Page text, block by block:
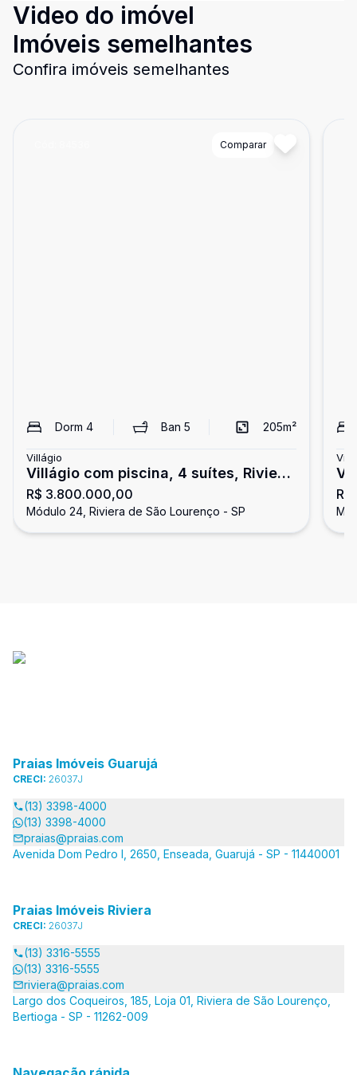
Video do imóvel
Imóveis semelhantes
Confira imóveis semelhantes
Comparar
Dorm 4 Ban5 205m²
Villágio
Villágio com piscina, 4 suítes, Riviera
de São Loureço
R$ 3.800.000,00
Módulo 24, Riviera de São Lourenço - SP
Praias Imóveis Guarujá
CRECI: 26037J
(13) 3398-4000
(13) 3398-4000
praias@praias.com
Avenida Dom Pedro I, 2650, Enseada, Guarujá - SP - 11440001
Praias Imóveis Riviera
CRECI: 26037J
(13) 3316-5555
(13) 3316-5555
riviera@praias.com
Largo dos Coqueiros, 185, Loja 01, Riviera de São Lourenço,
Bertioga - SP - 11262-009